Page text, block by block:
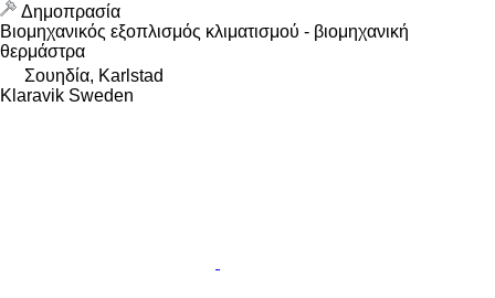
Δημοπρασία
Βιομηχανικός εξοπλισμός κλιματισμού - βιομηχανική
θερμάστρα
Σουηδία, Karlstad
Klaravik Sweden